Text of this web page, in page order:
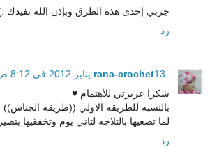
جربي إحدى هذه الطرق وبإذن الله تفيدك
رد
rana-crochet13 يناير 2012 في 8:12 ص
شكرا عزيزتي للأهتمام ♥
بالنسبه للطريقه الاولي ((طريقه الجناش))
لما تضعيها بالتلاجه لتاني يوم وتخفقيها
رد